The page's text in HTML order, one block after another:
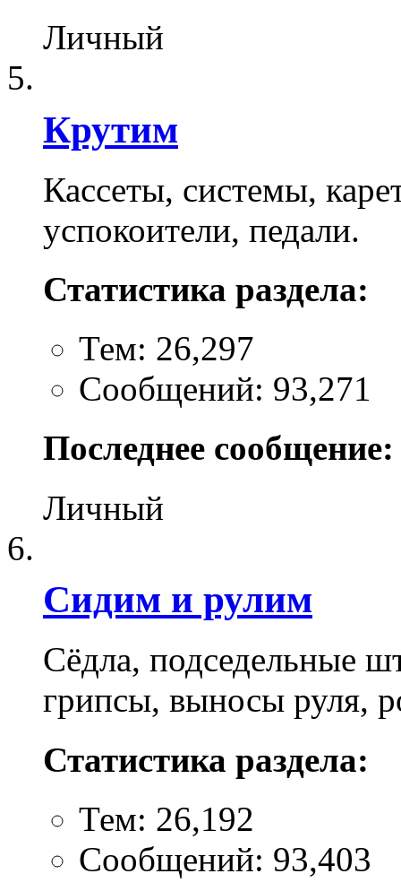
Личный
Крутим
Кассеты, системы,
успокоители, педали.
Статистика раздела:
Тем: 26,297
Сообщений: 93,271
Последнее сообщение:
Личный
Сидим и рулим
Сёдла, подседельные
грипсы, выносы руля,
Статистика раздела:
Тем: 26,192
Сообщений: 93,403